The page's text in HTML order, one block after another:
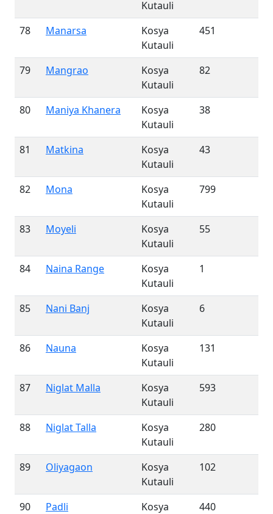
Kutauli
78
Manarsa
Kosya
Kutauli
451
79 Mangrao
Kosya
Kutauli
82
80 Maniya Khanera
Kosya
Kutauli
38
81 Matkina
Kosya
Kutauli
43
82 Mona
Kosya
Kutauli
799
83 Moyeli
Kosya
Kutauli
55
84 Naina Range
Kosya
Kutauli
1
85 Nani Banj
Kosya
Kutauli
6
86 Nauna
Kosya
Kutauli
131
87 Niglat Malla
Kosya
Kutauli
593
88 Niglat Talla
Kosya
Kutauli
280
89 Oliyagaon
Kosya
Kutauli
102
90 Padli
Kosya
440